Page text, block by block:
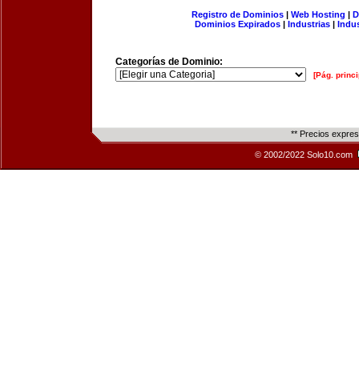
Registro de Dominios| Web Hosting |
Dominios Expirados | Industrias |
Categorías de Dominio:
[Pág.
** Precios
© 2002/2022 Solo10.com